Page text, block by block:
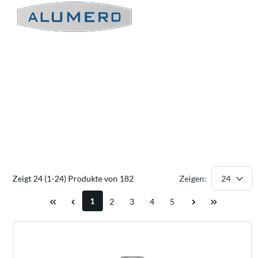
Zeigt 24 (1-24) Produkte von 182 Zeigen:
1 2 3 4 5